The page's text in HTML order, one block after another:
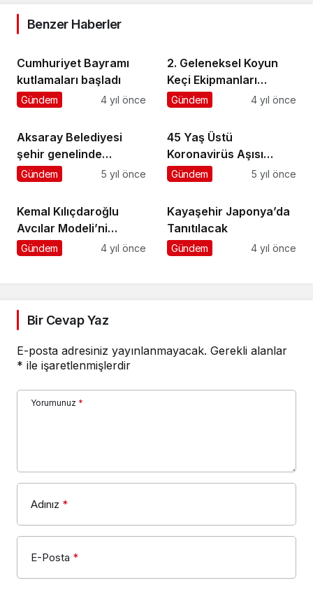
Benzer Haberler
Cumhuriyet Bayramı
kutlamaları başladı
Gündem 4 yıl önce
2. Geleneksel Koyun
Keçi Ekipmanları
Festivaline yoğun ilgi
Gündem 4 yıl önce
Aksaray Belediyesi
şehir genelinde
ilaçlama seferberliğini
Gündem 5 yıl önce
45 Yaş Üstü
Koronavirüs Aşısı
Başladı
Gündem 5 yıl önce
Kemal Kılıçdaroğlu
Avcılar Modeli’ni
yerinde inceledi
Gündem 4 yıl önce
Kayaşehir Japonya’da
Tanıtılacak
Gündem 4 yıl önce
Bir Cevap Yaz
E-posta adresiniz yayınlanmayacak. Gerekli alanlar
* ile işaretlenmişlerdir
Yorumunuz *
Adınız *
E-Posta *